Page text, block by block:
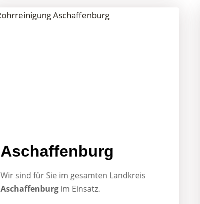
Aschaffenburg
Wir sind für Sie im gesamten Landkreis
Aschaffenburgim Einsatz.